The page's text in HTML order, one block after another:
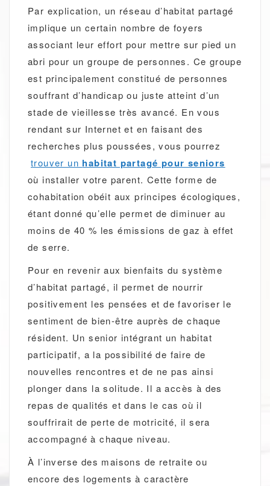
Par explication, un réseau d’habitat partagé
implique un certain nombre de foyers
associant leur effort pour mettre sur pied un
abri pour un groupe de personnes. Ce groupe
est principalement constitué de personnes
souffrant d’handicap ou juste atteint d’un
stade de vieillesse très avancé. En vous
rendant sur Internet et en faisant des
recherches plus poussées, vous pourrez
trouver un habitat partagé pour seniors
où installer votre parent. Cette forme de
cohabitation obéit aux principes écologiques,
étant donné qu’elle permet de diminuer au
moins de 40 % les émissions de gaz à effet
de serre.
Pour en revenir aux bienfaits du système
d’habitat partagé, il permet de nourrir
positivement les pensées et de favoriser le
sentiment de bien-être auprès de chaque
résident. Un senior intégrant un habitat
participatif, a la possibilité de faire de
nouvelles rencontres et de ne pas ainsi
plonger dans la solitude. Il a accès à des
repas de qualités et dans le cas où il
souffrirait de perte de motricité, il sera
accompagné à chaque niveau.
À l’inverse des maisons de retraite ou
encore des logements à caractère